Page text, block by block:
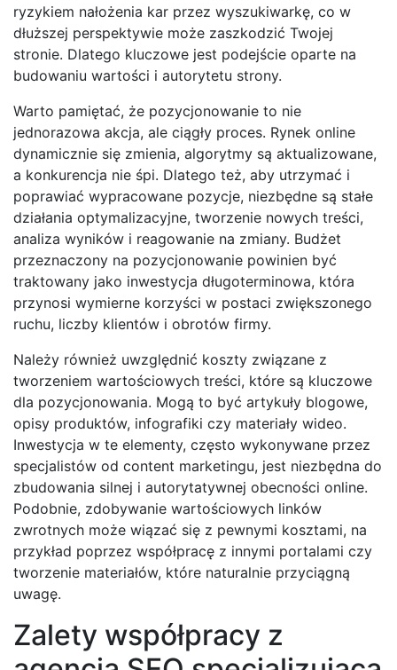
ryzykiem nałożenia kar przez wyszukiwarkę, co w
dłuższej perspektywie może zaszkodzić Twojej
stronie. Dlatego kluczowe jest podejście oparte na
budowaniu wartości i autorytetu strony.
Warto pamiętać, że pozycjonowanie to nie
jednorazowa akcja, ale ciągły proces. Rynek online
dynamicznie się zmienia, algorytmy są aktualizowane,
a konkurencja nie śpi. Dlatego też, aby utrzymać i
poprawiać wypracowane pozycje, niezbędne są stałe
działania optymalizacyjne, tworzenie nowych treści,
analiza wyników i reagowanie na zmiany. Budżet
przeznaczony na pozycjonowanie powinien być
traktowany jako inwestycja długoterminowa, która
przynosi wymierne korzyści w postaci zwiększonego
ruchu, liczby klientów i obrotów firmy.
Należy również uwzględnić koszty związane z
tworzeniem wartościowych treści, które są kluczowe
dla pozycjonowania. Mogą to być artykuły blogowe,
opisy produktów, infografiki czy materiały wideo.
Inwestycja w te elementy, często wykonywane przez
specjalistów od content marketingu, jest niezbędna do
zbudowania silnej i autorytatywnej obecności online.
Podobnie, zdobywanie wartościowych linków
zwrotnych może wiązać się z pewnymi kosztami, na
przykład poprzez współpracę z innymi portalami czy
tworzenie materiałów, które naturalnie przyciągną
uwagę.
Zalety współpracy z